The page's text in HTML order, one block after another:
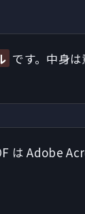
です。中身は
は Adobe